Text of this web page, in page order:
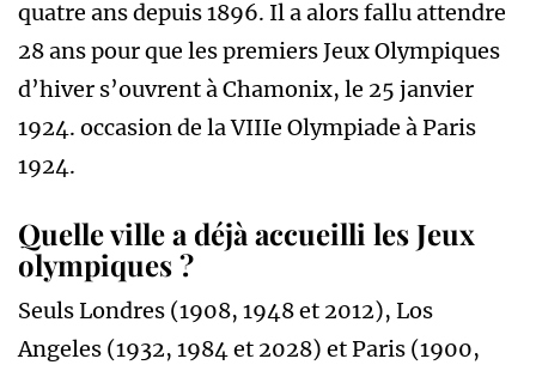
quatre ans depuis 1896. Il a alors fallu attendre
28 ans pour que les premiers Jeux Olympiques
d’hiver s’ouvrent à Chamonix, le 25 janvier
1924. occasion de la VIIIe Olympiade à Paris
1924.
Quelle ville a déjà accueilli les Jeux
olympiques ?
Seuls Londres (1908, 1948 et 2012), Los
Angeles (1932, 1984 et 2028) et Paris (1900,